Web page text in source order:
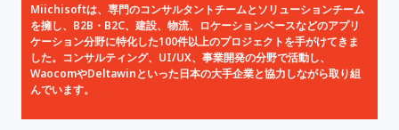
Miichisoftは、専門のコンサルタントチームとソリューションチーム
を擁し、B2B・B2C、建設、物流、ロケーションベースなどのアプリ
ケーション分野に特化した100件以上のプロジェクトを手がけてきま
した。コンサルティング、UI/UX、事業開発の分野で活動し、
WaocomやDeltawinといった日本の大手企業と協力しながら取り組
んでいます。